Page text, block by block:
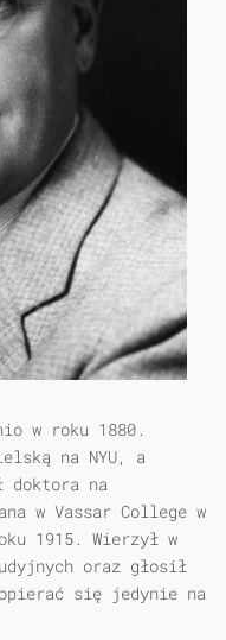
w roku 1880.
na NYU, a
doktora na
w Vassar College w
1915. Wierzył w
oraz głosił
się jedynie na